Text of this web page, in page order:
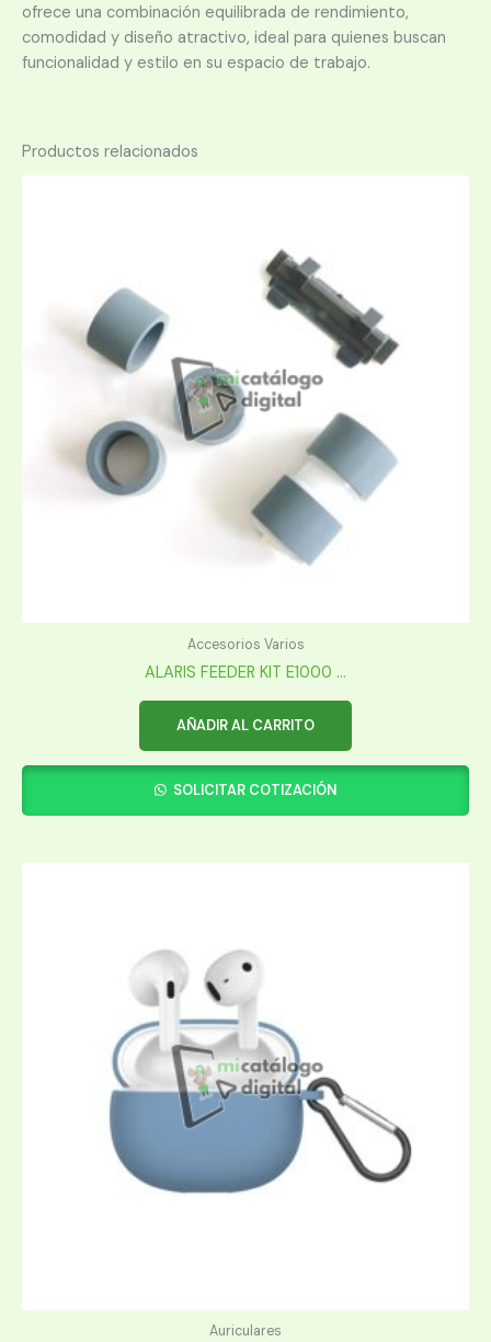
ofrece una combinación equilibrada de rendimiento,
comodidad y diseño atractivo, ideal para quienes buscan
funcionalidad y estilo en su espacio de trabajo.
Productos relacionados
Accesorios Varios
ALARIS FEEDER KIT E1000 ...
AÑADIR AL CARRITO
SOLICITAR COTIZACIÓN
Auriculares